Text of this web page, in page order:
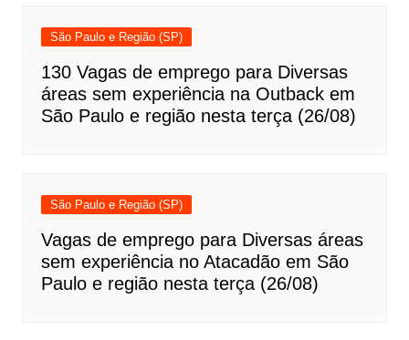
São Paulo e Região (SP)
130 Vagas de emprego para Diversas
áreas sem experiência na Outback em
São Paulo e região nesta terça (26/08)
São Paulo e Região (SP)
Vagas de emprego para Diversas áreas
sem experiência no Atacadão em São
Paulo e região nesta terça (26/08)